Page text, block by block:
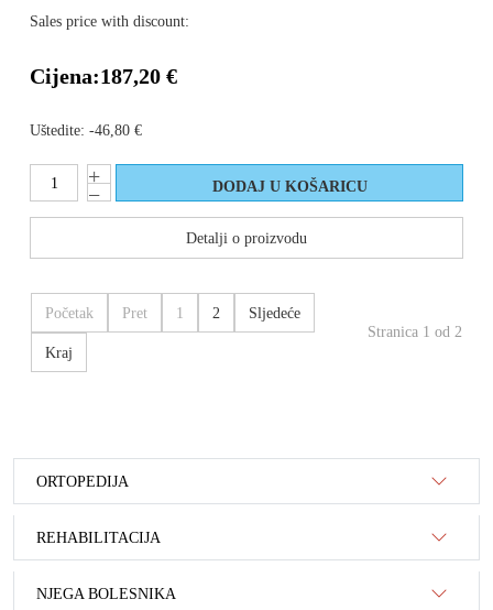
Sales price with discount:
Cijena:187,20 €
Uštedite: -46,80 €
Detalji o proizvodu
Početak Pret 1 2 Sljedeće
Kraj
Stranica 1 od 2
ORTOPEDIJA
REHABILITACIJA
NJEGA BOLESNIKA